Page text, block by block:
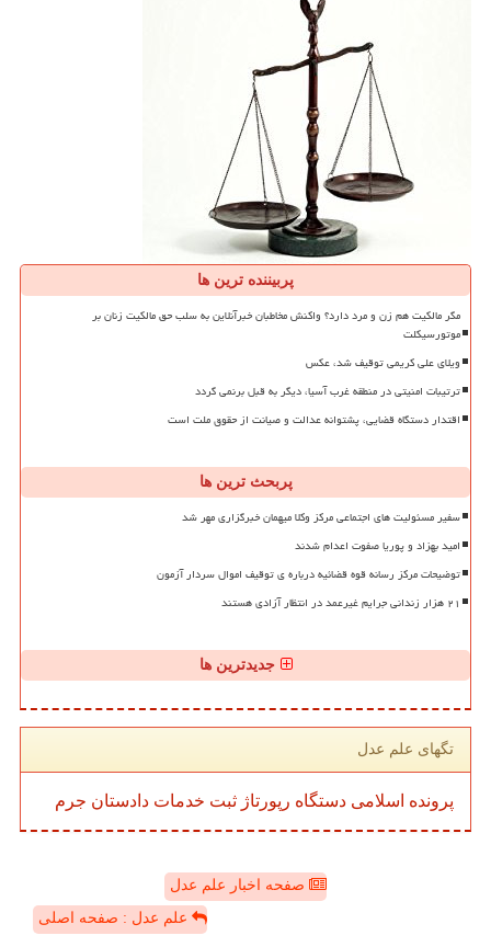
پربیننده ترین ها
مگر مالکیت هم زن و مرد دارد؟ واکنش مخاطبان خبرآنلاین به سلب حق مالکیت زنان بر
موتورسیکلت
ویلای علی کریمی توقیف شد، عکس
ترتیبات امنیتی در منطقه غرب آسیا، دیگر به قبل برنمی گردد
اقتدار دستگاه قضایی، پشتوانه عدالت و صیانت از حقوق ملت است
پربحث ترین ها
سفیر مسئولیت های اجتماعی مرکز وکلا میهمان خبرگزاری مهر شد
امید بهزاد و پوریا صفوت اعدام شدند
توضیحات مرکز رسانه قوه قضائیه درباره ی توقیف اموال سردار آزمون
۲۱ هزار زندانی جرایم غیرعمد در انتظار آزادی هستند
جدیدترین ها
تگهای علم عدل
پرونده اسلامی دستگاه رپورتاژ ثبت خدمات دادستان جرم
صفحه اخبار علم عدل
علم عدل : صفحه اصلی